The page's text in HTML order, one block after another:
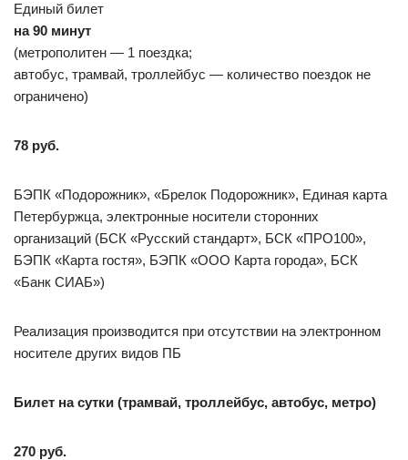
Единый билет
на 90 минут
(метрополитен — 1 поездка;
автобус, трамвай, троллейбус — количество поездок не
ограничено)
78 руб.
БЭПК «Подорожник», «Брелок Подорожник», Единая карта
Петербуржца, электронные носители сторонних
организаций (БСК «Русский стандарт», БСК «ПРО100»,
БЭПК «Карта гостя», БЭПК «ООО Карта города», БСК
«Банк СИАБ»)
Реализация производится при отсутствии на электронном
носителе других видов ПБ
Билет на сутки (трамвай, троллейбус, автобус, метро)
270 руб.